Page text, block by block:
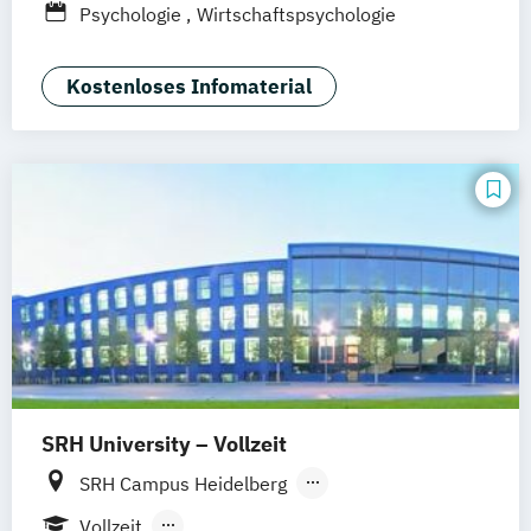
Hannover Dortmund Erfurt Stuttgart
Braunschweig
Psychologie
Wirtschaftspsychologie
Kostenloses Infomaterial
SRH University – Vollzeit
SRH Campus Heidelberg
SRH Campus Berlin
Vollzeit